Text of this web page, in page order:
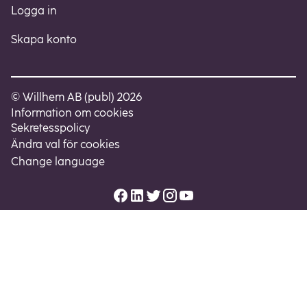
Logga in
Skapa konto
© Willhem AB (publ) 2026
Information om cookies
Sekretesspolicy
Ändra val för cookies
Change language
Facebook
LinkedIn
TwitterInstagram
Youtube